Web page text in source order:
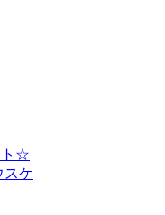
ト☆
ケ